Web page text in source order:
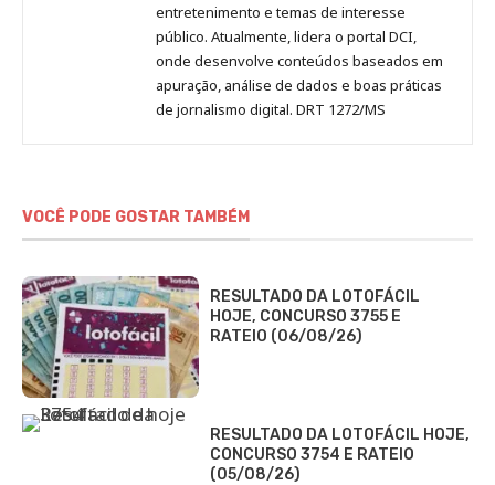
entretenimento e temas de interesse
público. Atualmente, lidera o portal DCI,
onde desenvolve conteúdos baseados em
apuração, análise de dados e boas práticas
de jornalismo digital. DRT 1272/MS
VOCÊ PODE GOSTAR TAMBÉM
RESULTADO DA LOTOFÁCIL
HOJE, CONCURSO 3755 E
RATEIO (06/08/26)
RESULTADO DA LOTOFÁCIL HOJE,
CONCURSO 3754 E RATEIO
(05/08/26)